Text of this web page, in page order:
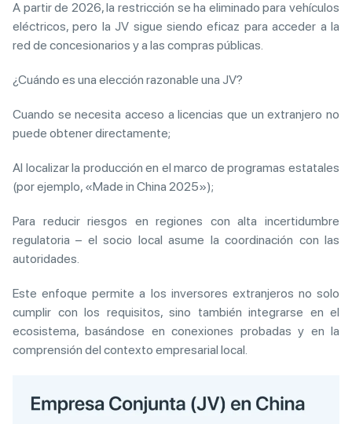
A partir de 2026, la restricción se ha eliminado para vehículos
eléctricos, pero la JV sigue siendo eficaz para acceder a la
red de concesionarios y a las compras públicas.
¿Cuándo es una elección razonable una JV?
Cuando se necesita acceso a licencias que un extranjero no
puede obtener directamente;
Al localizar la producción en el marco de programas estatales
(por ejemplo, «Made in China 2025»);
Para reducir riesgos en regiones con alta incertidumbre
regulatoria – el socio local asume la coordinación con las
autoridades.
Este enfoque permite a los inversores extranjeros no solo
cumplir con los requisitos, sino también integrarse en el
ecosistema, basándose en conexiones probadas y en la
comprensión del contexto empresarial local.